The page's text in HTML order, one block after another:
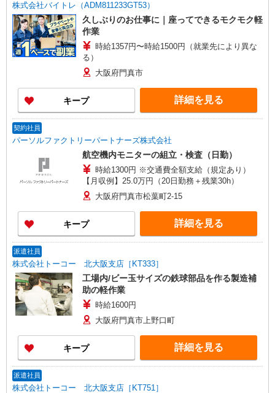
株式会社バイトレ（ADM811233GT53）
久しぶりのお仕事に｜座ってできるモクモク軽
作業
時給1357円〜時給1500円（就業先により異な
る）
大阪府門真市
キープ 詳細を見る
契約社員
パーソルファクトリーパートナーズ株式会社
航空機内モニターの組立・検査（日勤）
時給1300円 ※交通費全額支給（規定あり）
【月収例】25.0万円（20日勤務＋残業30h）
大阪府門真市松葉町2-15
キープ 詳細を見る
派遣社員
株式会社トーコー 北大阪支店［KT333］
工場内/ビー玉サイズの鉄球部品を作る製造補
助の軽作業
時給1600円
大阪府門真市上野口町
キープ 詳細を見る
派遣社員
株式会社トーコー 北大阪支店［KT751］